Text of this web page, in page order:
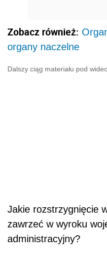
Zobacz również:
organy naczelne
Dalszy ciąg materiału pod
Jakie rozstrzygnięcie
zawrzeć w wyroku
administracyjny?